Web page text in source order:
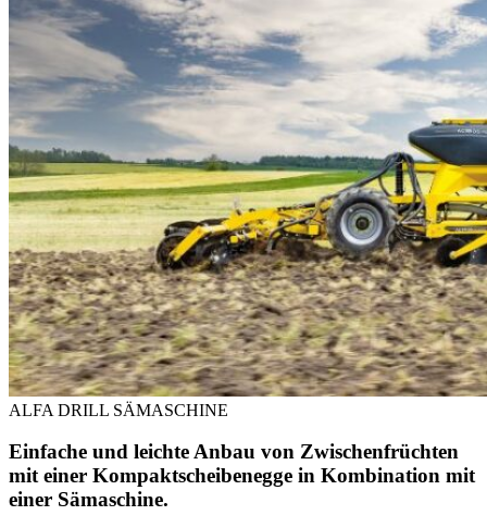
ALFA DRILL SÄMASCHINE
Einfache und leichte Anbau von Zwischenfrüchten
mit einer Kompaktscheibenegge in Kombination mit
einer Sämaschine.